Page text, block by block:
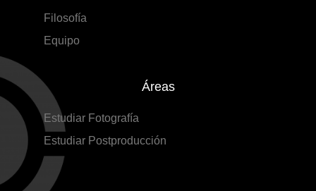
Filosofía
Equipo
Áreas
Estudiar Fotografía
Estudiar Postproducción